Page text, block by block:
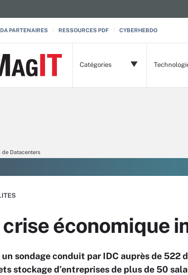
PARTENAIRES RESSOURCES PDF CYBERHEBDO
Catégories
de Datacenters
crise économique
un sondage conduit par IDC auprès de 522
stockage d’entreprises de plus de 50